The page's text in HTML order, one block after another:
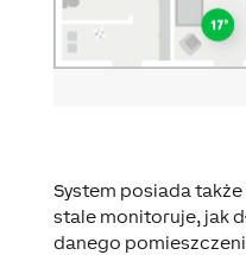
System posiada także
stale monitoruje, jak
danego